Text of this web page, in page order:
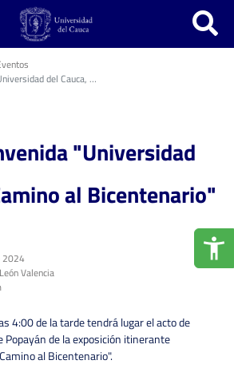
Cauca, Camino al Bicentenario"
"Universidad
al Bicentenario"
2024
Valencia
4:00 de la tarde tendrá lugar el acto de
Popayán de la exposición itinerante
al Bicentenario".